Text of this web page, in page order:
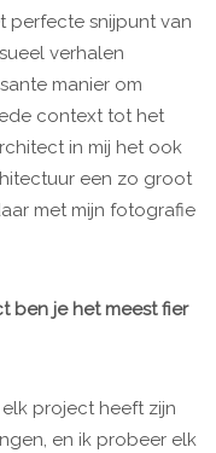
perfecte snijpunt van
verhalen
manier om
context tot het
in mij het ook
een zo groot
met mijn fotografie
ben je het meest fier
project heeft zijn
en ik probeer elk